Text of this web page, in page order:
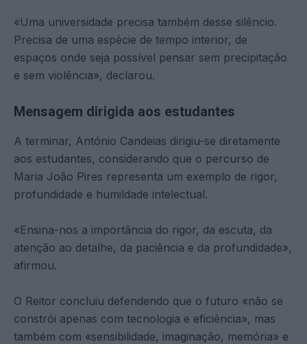
«Uma universidade precisa também desse silêncio.
Precisa de uma espécie de tempo interior, de
espaços onde seja possível pensar sem precipitação
e sem violência», declarou.
Mensagem dirigida aos estudantes
A terminar, António Candeias dirigiu-se diretamente
aos estudantes, considerando que o percurso de
Maria João Pires representa um exemplo de rigor,
profundidade e humildade intelectual.
«Ensina-nos a importância do rigor, da escuta, da
atenção ao detalhe, da paciência e da profundidade»,
afirmou.
O Reitor concluiu defendendo que o futuro «não se
constrói apenas com tecnologia e eficiência», mas
também com «sensibilidade, imaginação, memória» e